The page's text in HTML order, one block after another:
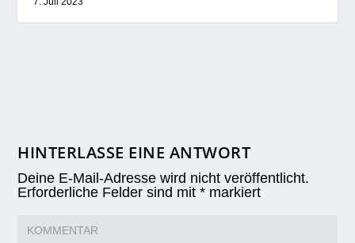
HINTERLASSE EINE ANTWORT
Deine E-Mail-Adresse wird nicht veröffentlicht.
Erforderliche Felder sind mit* markiert